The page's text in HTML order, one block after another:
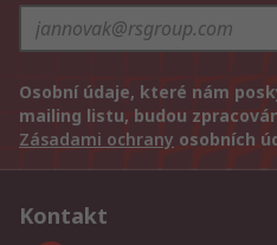
Osobní údaje, které nám
mailing listu, budou
Zásadami ochrany osobních
Kontakt